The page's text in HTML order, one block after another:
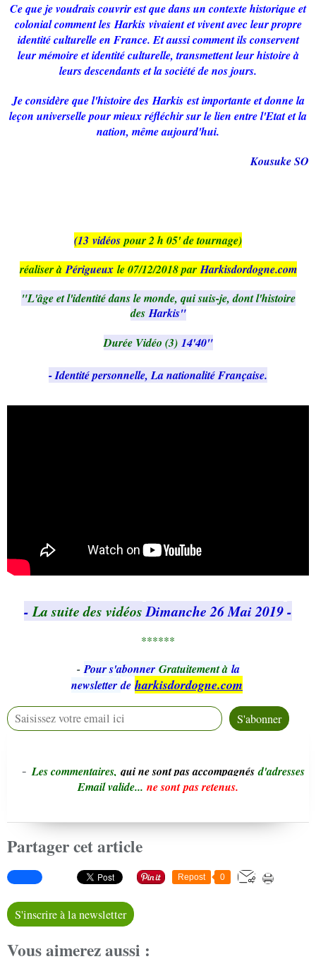
Ce que je voudrais couvrir est que dans un contexte historique et
colonial comment lesHarkisvivaient et vivent avec leur propre
identité culturelle en France. Et aussi comment ils conservent
leur mémoire et identité culturelle, transmettent leur histoire à
leurs descendants et la société de nos jours.
Je considère que l'histoire desHarkisest importante et donne la
leçon universelle pour mieux réfléchir sur le lien entre l'Etat et la
nation, même aujourd'hui.
Kousuke SO
(13 vidéospour 2 h 05' de tournage)
réaliser àPérigueuxle 07/12/2018 parHarkisdordogne.com
"L'âge et l'identité dans le monde, qui suis-je, dont l'histoire
desHarkis"
Durée Vidéo (3) 14'40"
- Identité personnelle, La nationalité Française.
-La suite des vidéos Dimanche 26 Mai 2019-
******
- Pour s'abonner Gratuitement à la
newsletter de harkisdordogne.com
- Les commentaires, qui ne sont pas accompagnés d'adresses
Email valide... ne sont pas retenus.
Partager cet article
Repost 0
S'inscrire à la newsletter
Vous aimerez aussi :